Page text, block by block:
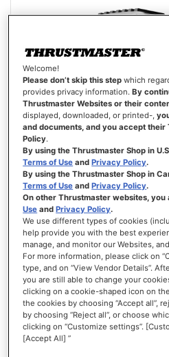
T818 BLACK
€
Welcome!
Please don’t skip this step which
provides privacy information.By
Thrustmaster Websites or their
displayed, downloaded, or printed-,
and documents, and you accept their
Policy.
By using the Thrustmaster Shop in
Terms of Use andPrivacy Policy.
By using the Thrustmaster Shop in
Terms of Use andPrivacy Policy.
On other Thrustmaster websites,
Use andPrivacy Policy.
We use different types of cookies
help provide you with the best
manage, and monitor our Websites,
For more information, please click on
type, and on “View Vendor Details”.
you are still able to change your
clicking on a cookie-shaped icon on
the cookies by choosing “Accept all”,
by choosing “Reject all”, or choose
clicking on “Customize settings”.
[Accept All] ”